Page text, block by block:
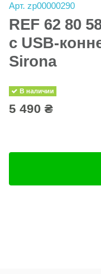
Арт. zp00000290
REF 62 80
с USB-
Sirona
В наличии
5 490 ₴